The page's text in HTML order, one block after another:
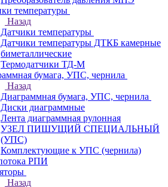
температуры
Назад
Датчики температуры
Датчики температуры ДТКБ камерные
биметаллические
Термодатчики ТД-М
бумага, УПС, чернила
Назад
Диаграммная бумага, УПС, чернила
Диски диаграммные
Лента диаграммная рулонная
УЗЕЛ ПИШУЩИЙ СПЕЦИАЛЬНЫЙ
(УПС)
Комплектующие к УПС (чернила)
РПИ
Назад